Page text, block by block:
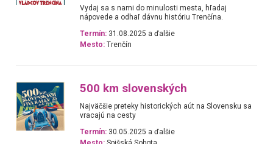
Vydaj sa s nami do minulosti mesta, hľadaj
nápovede a odhaľ dávnu históriu Trenčína.
Termín: 31.08.2025 a ďalšie
Mesto: Trenčín
500 km slovenských
Najväčšie preteky historických aút na Slovensku sa
vracajú na cesty
Termín: 30.05.2025 a ďalšie